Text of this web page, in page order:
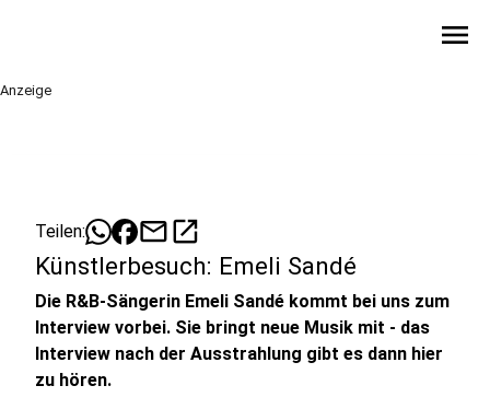
menu
Anzeige
Teilen: mailopen_in_new
Künstlerbesuch: Emeli Sandé
Die R&B-Sängerin Emeli Sandé kommt bei uns zum
Interview vorbei. Sie bringt neue Musik mit - das
Interview nach der Ausstrahlung gibt es dann hier
zu hören.